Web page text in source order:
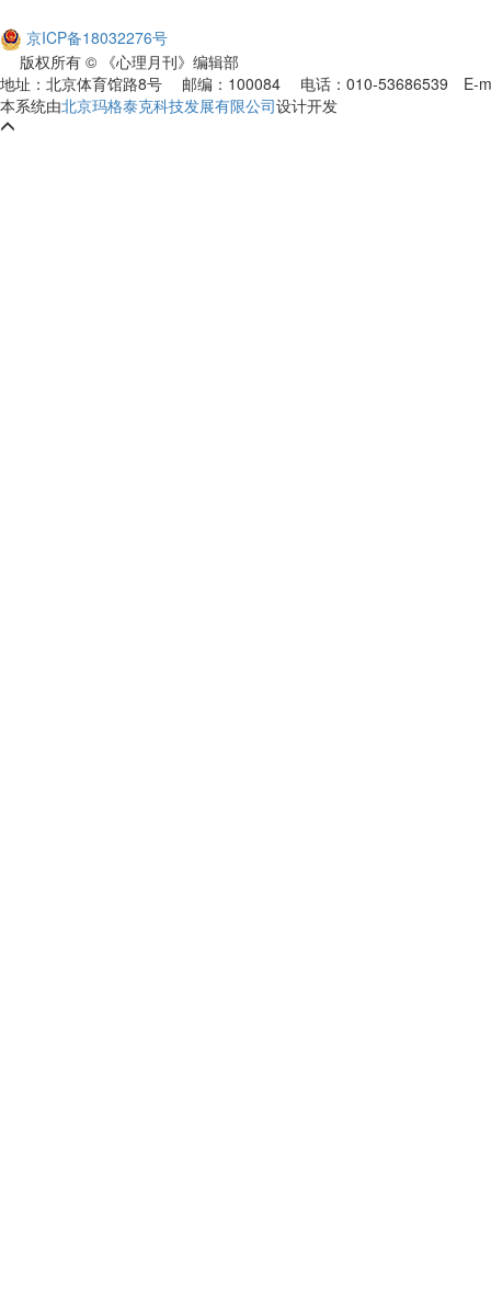
京ICP备18032276号
版权所有 © 《心理月刊》编辑部
地址：北京体育馆路8号 邮编：100084 电话：010-53686539 E-
本系统由北京玛格泰克科技发展有限公司设计开发